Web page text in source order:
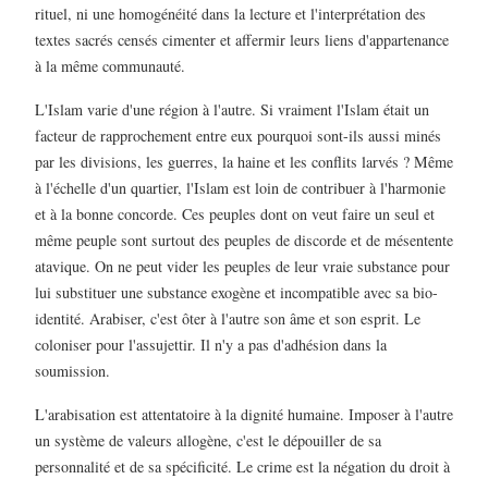
rituel, ni une homogénéité dans la lecture et l'interprétation des
textes sacrés censés cimenter et affermir leurs liens d'appartenance
à la même communauté.
L'Islam varie d'une région à l'autre. Si vraiment l'Islam était un
facteur de rapprochement entre eux pourquoi sont-ils aussi minés
par les divisions, les guerres, la haine et les conflits larvés ? Même
à l'échelle d'un quartier, l'Islam est loin de contribuer à l'harmonie
et à la bonne concorde. Ces peuples dont on veut faire un seul et
même peuple sont surtout des peuples de discorde et de mésentente
atavique. On ne peut vider les peuples de leur vraie substance pour
lui substituer une substance exogène et incompatible avec sa bio-
identité. Arabiser, c'est ôter à l'autre son âme et son esprit. Le
coloniser pour l'assujettir. Il n'y a pas d'adhésion dans la
soumission.
L'arabisation est attentatoire à la dignité humaine. Imposer à l'autre
un système de valeurs allogène, c'est le dépouiller de sa
personnalité et de sa spécificité. Le crime est la négation du droit à